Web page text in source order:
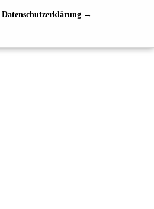
Datenschutzerklärung.